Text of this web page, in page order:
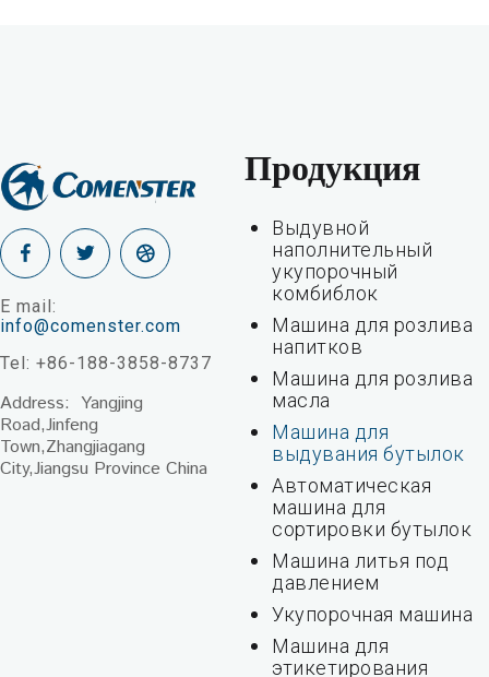
E mail:
info@comenster.com
Tel: +86-188-3858-8737
Address: Yangjing
Road,Jinfeng
Town,Zhangjiagang
City,Jiangsu Province China
Продукция
Выдувной
наполнительный
укупорочный
комбиблок
Машина для розлива
напитков
Машина для розлива
масла
Машина для
выдувания бутылок
Автоматическая
машина для
сортировки бутылок
Машина литья под
давлением
Укупорочная машина
Машина для
этикетирования